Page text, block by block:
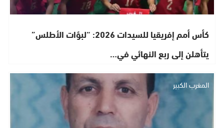
كأس أمم إفريقيا للسيدات 2026: “لبؤات الأطلس”
يتأهلن إلى ربع النهائي في…
المغرب الكبير